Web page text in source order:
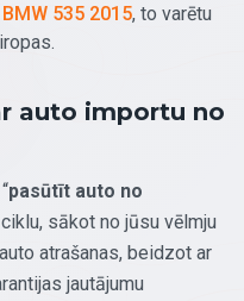
BMW 535 2015, to varētu
auto importu no
pasūtīt auto no
sākot no jūsu vēlmju
atrašanas, beidzot ar
jautājumu